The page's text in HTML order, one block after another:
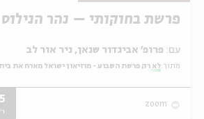
פרשת בחוקותי – נהר הנילוס
עם:
מתוך: לא רק פרשת השבוע - מוזיאון ישראל מארח את בית
zoom
ו' |